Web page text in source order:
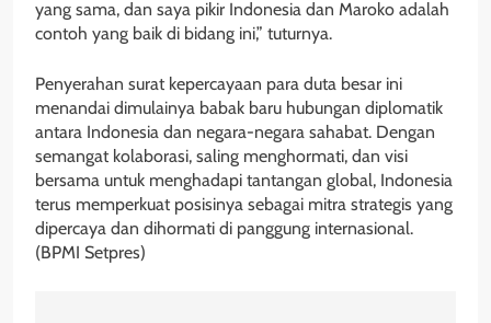
yang sama, dan saya pikir Indonesia dan Maroko adalah
contoh yang baik di bidang ini,” tuturnya.
Penyerahan surat kepercayaan para duta besar ini
menandai dimulainya babak baru hubungan diplomatik
antara Indonesia dan negara-negara sahabat. Dengan
semangat kolaborasi, saling menghormati, dan visi
bersama untuk menghadapi tantangan global, Indonesia
terus memperkuat posisinya sebagai mitra strategis yang
dipercaya dan dihormati di panggung internasional.
(BPMI Setpres)